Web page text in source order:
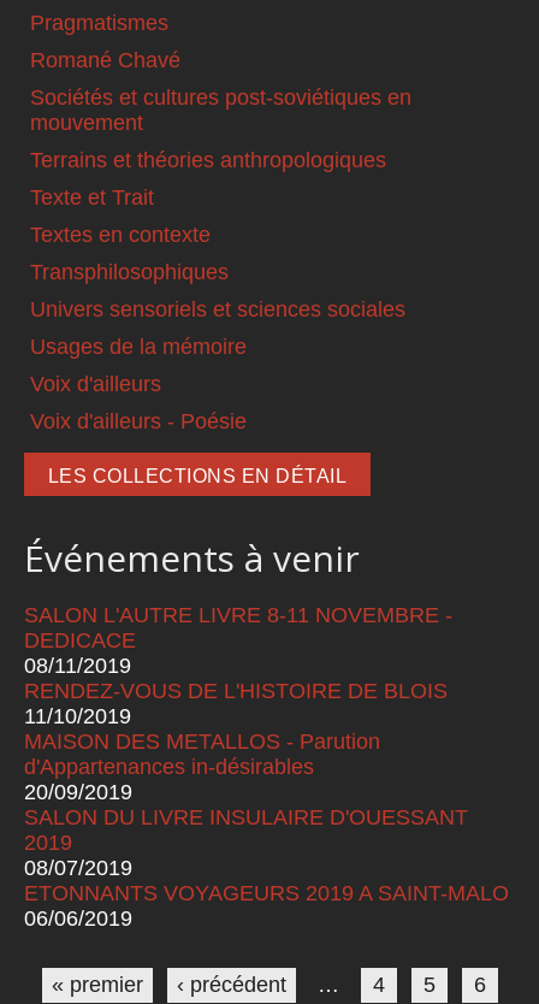
Pragmatismes
Romané Chavé
Sociétés et cultures post-soviétiques en
mouvement
Terrains et théories anthropologiques
Texte et Trait
Textes en contexte
Transphilosophiques
Univers sensoriels et sciences sociales
Usages de la mémoire
Voix d'ailleurs
Voix d'ailleurs - Poésie
LES COLLECTIONS EN DÉTAIL
Événements à venir
SALON L'AUTRE LIVRE 8-11 NOVEMBRE -
DEDICACE
08/11/2019
RENDEZ-VOUS DE L'HISTOIRE DE BLOIS
11/10/2019
MAISON DES METALLOS - Parution
d'Appartenances in-désirables
20/09/2019
SALON DU LIVRE INSULAIRE D'OUESSANT
2019
08/07/2019
ETONNANTS VOYAGEURS 2019 A SAINT-MALO
06/06/2019
Pages
« premier ‹ précédent … 4 5 6